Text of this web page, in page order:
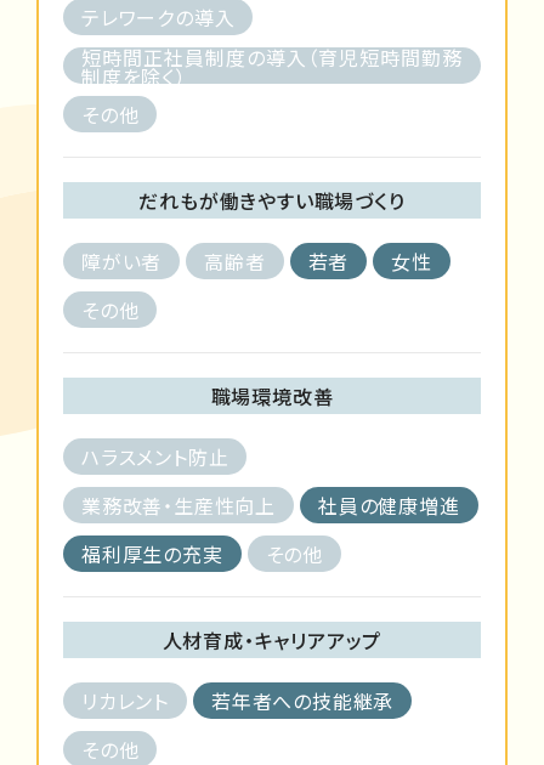
テレワークの導入
短時間正社員制度の導入（育児短時間勤務
制度を除く）
その他
だれもが働きやすい職場づくり
障がい者 高齢者 若者
女性
その他
職場環境改善
ハラスメント防止
業務改善・生産性向上
社員の健康増進
福利厚生の充実
その他
人材育成・キャリアアップ
リカレント
若年者への技能継承
その他